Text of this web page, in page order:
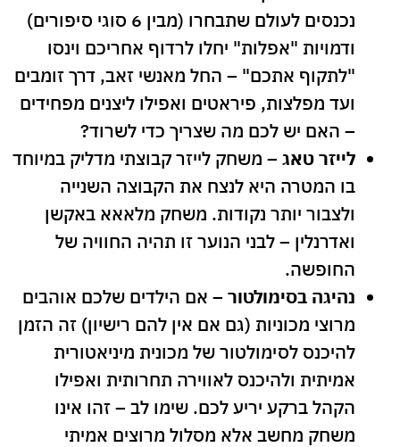
נכנסים לעולם שתבחרו (מבין 6 סוגי סיפורים)
ודמויות "אפלות" יחלו לרדוף אחריכם וינסו
"לתקוף אתכם" – החל מאנשי זאב, דרך זומבים
ועד מפלצות, פיראטים ואפילו ליצנים מפחידים
– האם יש לכם מה שצריך כדי לשרוד?
לייזר טאג – משחק לייזר קבוצתי מדליק במיוחד
בו המטרה היא לנצח את הקבוצה השנייה
ולצבור יותר נקודות. משחק מלאאא באקשן
ואדרנלין – לבני הנוער זו תהיה החוויה של
החופשה.
נהיגה בסימולטור – אם הילדים שלכם אוהבים
מרוצי מכוניות (גם אם אין להם רישיון) זה הזמן
להיכנס לסימולטור של מכונית מיניאטורית
אמיתית ולהיכנס לאווירה תחרותית ואפילו
הקהל ברקע יריע לכם. שימו לב – זהו אינו
משחק מחשב אלא מסלול מרוצים אמיתי